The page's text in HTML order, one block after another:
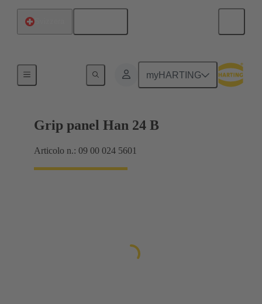
myHARTING
Grip panel Han 24 B
Articolo n.: 09 00 024 5601